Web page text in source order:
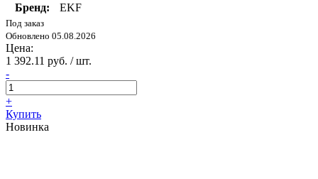
Бренд:
EKF
Под заказ
Обновлено 05.08.2026
Цена:
1 392.11 руб. / шт.
-
+
Купить
Новинка